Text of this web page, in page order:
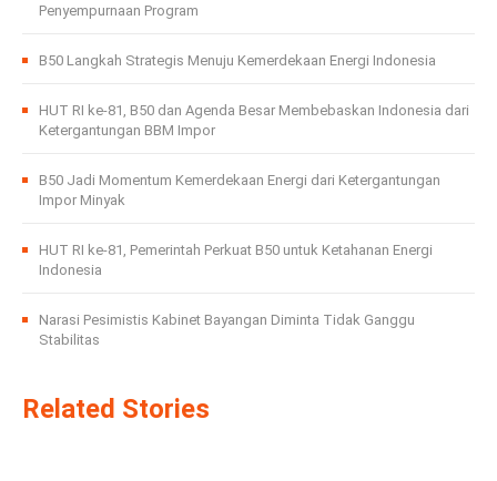
Penyempurnaan Program
B50 Langkah Strategis Menuju Kemerdekaan Energi Indonesia
HUT RI ke-81, B50 dan Agenda Besar Membebaskan Indonesia dari
Ketergantungan BBM Impor
B50 Jadi Momentum Kemerdekaan Energi dari Ketergantungan
Impor Minyak
HUT RI ke-81, Pemerintah Perkuat B50 untuk Ketahanan Energi
Indonesia
Narasi Pesimistis Kabinet Bayangan Diminta Tidak Ganggu
Stabilitas
Related Stories